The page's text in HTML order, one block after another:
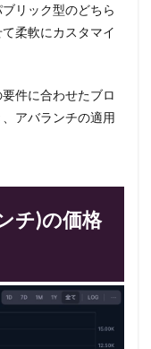
リック型のどちら
柔軟にカスタマイ
件に合わせたブロ
アバランチの適用
チ)の価格